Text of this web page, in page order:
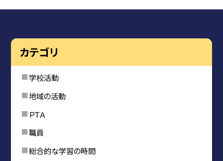
カテゴリ
学校活動
地域の活動
ＰＴＡ
職員
総合的な学習の時間